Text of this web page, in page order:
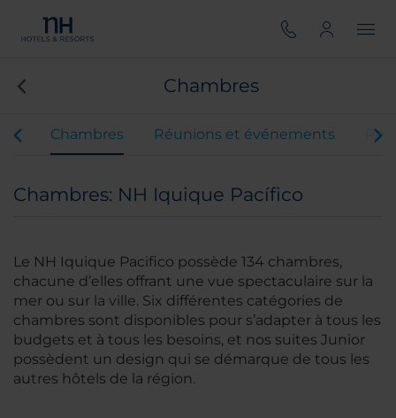
Chambres
Chambres Réunions et événements
Chambres: NH Iquique Pacífico
Le NH Iquique Pacifico possède 134 chambres,
chacune d’elles offrant une vue spectaculaire sur la
mer ou sur la ville. Six différentes catégories de
chambres sont disponibles pour s’adapter à tous les
budgets et à tous les besoins, et nos suites Junior
possèdent un design qui se démarque de tous les
autres hôtels de la région.